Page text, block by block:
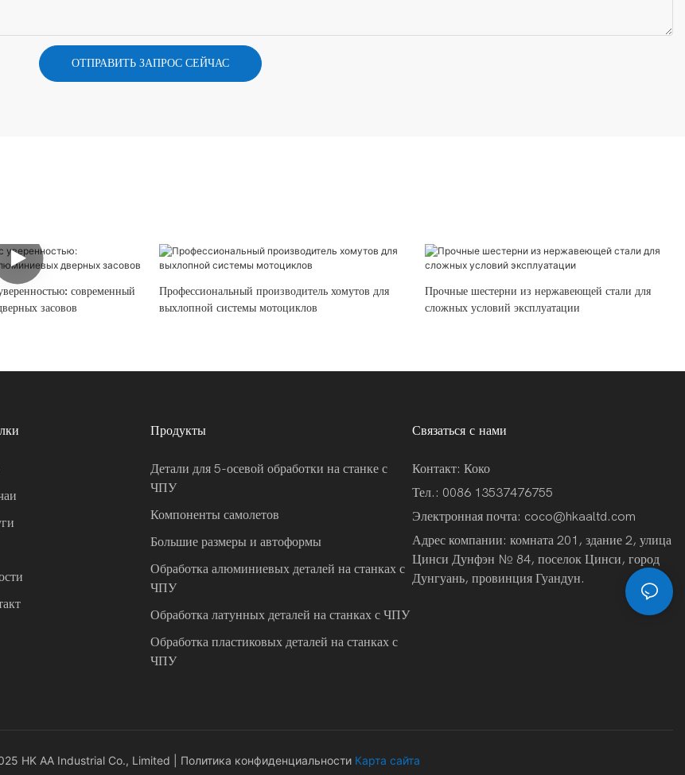
ОТПРАВИТЬ ЗАПРОС СЕЙЧАС
современный
засовов
Профессиональный производитель хомутов для
выхлопной системы мотоциклов
Прочные шестерни из нержавеющей стали для
сложных условий эксплуатации
Продукты
Детали для 5-осевой обработки на станке с
ЧПУ
Компоненты самолетов
Большие размеры и автоформы
Обработка алюминиевых деталей на станках с
ЧПУ
Обработка латунных деталей на станках с ЧПУ
Обработка пластиковых деталей на станках с
ЧПУ
Связаться с нами
Контакт: Коко
Тел.: 0086 13537476755
Электронная почта: coco@hkaaltd.com
Адрес компании: комната 201, здание 2, улица
Цинси Дунфэн № 84, поселок Цинси, город
Дунгуань, провинция Гуандун.
HK AA Industrial Co., Limited | Политика конфиденциальности Карта сайта